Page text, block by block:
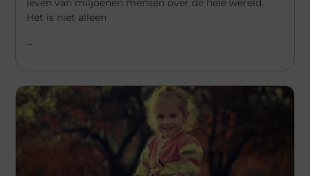
Het is niet alleen
...